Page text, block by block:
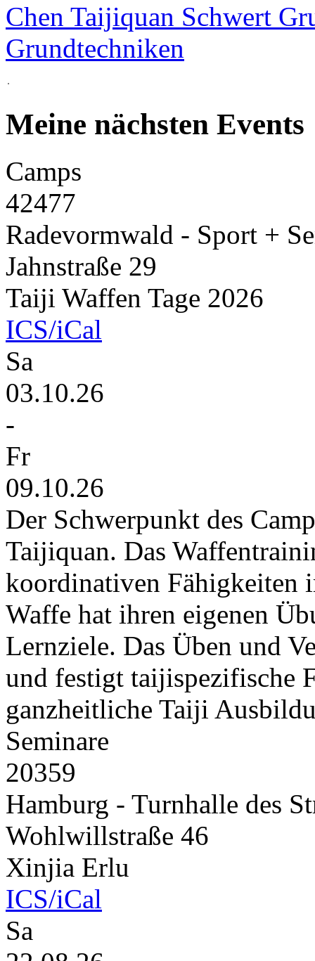
Chen Taijiquan Schwert
Grundtechniken
Meine nächsten Events
Camps
42477
Radevormwald - Sport +
Jahnstraße 29
Taiji Waffen Tage 2026
ICS/iCal
Sa
03.10.26
-
Fr
09.10.26
Der Schwerpunkt des
Taijiquan. Das
koordinativen Fähigkeiten
Waffe hat ihren eigenen
Lernziele. Das Üben und
und festigt taijispezifische
ganzheitliche Taiji
Seminare
20359
Hamburg - Turnhalle des
Wohlwillstraße 46
Xinjia Erlu
ICS/iCal
Sa